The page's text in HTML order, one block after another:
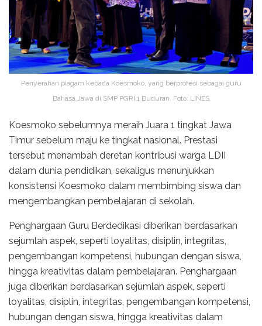
Penyerahan piagam kepada Koesmoko, yang berprofesi sebagai guru
Bahasa Jawa di SMP PGRI 1 Buduran. Foto: LINES
Koesmoko sebelumnya meraih Juara 1 tingkat Jawa
Timur sebelum maju ke tingkat nasional. Prestasi
tersebut menambah deretan kontribusi warga LDII
dalam dunia pendidikan, sekaligus menunjukkan
konsistensi Koesmoko dalam membimbing siswa dan
mengembangkan pembelajaran di sekolah.
Penghargaan Guru Berdedikasi diberikan berdasarkan
sejumlah aspek, seperti loyalitas, disiplin, integritas,
pengembangan kompetensi, hubungan dengan siswa,
hingga kreativitas dalam pembelajaran. Penghargaan
juga diberikan berdasarkan sejumlah aspek, seperti
loyalitas, disiplin, integritas, pengembangan kompetensi,
hubungan dengan siswa, hingga kreativitas dalam